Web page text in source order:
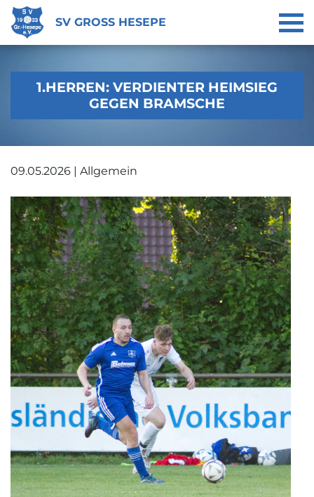
SV GROSS HESEPE
1.HERREN: VERDIENTER HEIMSIEG
GEGEN BRAMSCHE
09.05.2026 | Allgemein